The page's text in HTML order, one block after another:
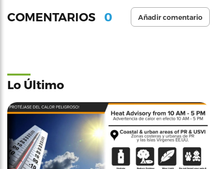
COMENTARIOS 0 Añadir comentario
Lo Último